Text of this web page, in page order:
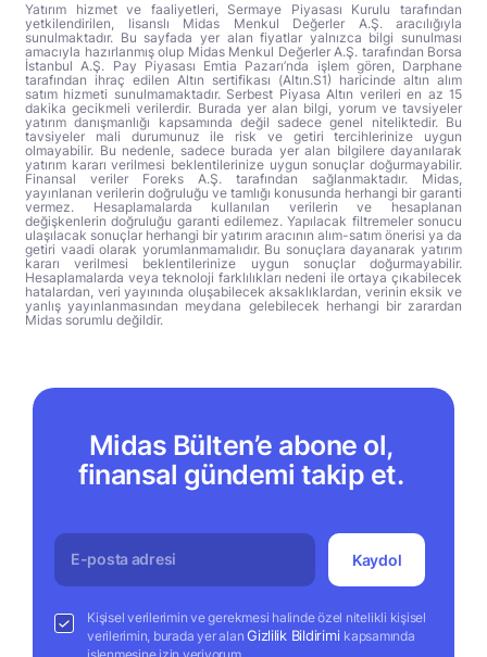
Yatırım hizmet ve faaliyetleri, Sermaye Piyasası Kurulu tarafından
yetkilendirilen, lisanslı Midas Menkul Değerler A.Ş. aracılığıyla
sunulmaktadır. Bu sayfada yer alan fiyatlar yalnızca bilgi sunulması
amacıyla hazırlanmış olup Midas Menkul Değerler A.Ş. tarafından Borsa
İstanbul A.Ş. Pay Piyasası Emtia Pazarı’nda işlem gören, Darphane
tarafından ihraç edilen Altın sertifikası (Altın.S1) haricinde altın alım
satım hizmeti sunulmamaktadır. Serbest Piyasa Altın verileri en az 15
dakika gecikmeli verilerdir. Burada yer alan bilgi, yorum ve tavsiyeler
yatırım danışmanlığı kapsamında değil sadece genel niteliktedir. Bu
tavsiyeler mali durumunuz ile risk ve getiri tercihlerinize uygun
olmayabilir. Bu nedenle, sadece burada yer alan bilgilere dayanılarak
yatırım kararı verilmesi beklentilerinize uygun sonuçlar doğurmayabilir.
Finansal veriler Foreks A.Ş. tarafından sağlanmaktadır. Midas,
yayınlanan verilerin doğruluğu ve tamlığı konusunda herhangi bir garanti
vermez. Hesaplamalarda kullanılan verilerin ve hesaplanan
değişkenlerin doğruluğu garanti edilemez. Yapılacak filtremeler sonucu
ulaşılacak sonuçlar herhangi bir yatırım aracının alım-satım önerisi ya da
getiri vaadi olarak yorumlanmamalıdır. Bu sonuçlara dayanarak yatırım
kararı verilmesi beklentilerinize uygun sonuçlar doğurmayabilir.
Hesaplamalarda veya teknoloji farklılıkları nedeni ile ortaya çıkabilecek
hatalardan, veri yayınında oluşabilecek aksaklıklardan, verinin eksik ve
yanlış yayınlanmasından meydana gelebilecek herhangi bir zarardan
Midas sorumlu değildir.
Midas Bülten’e abone ol,
finansal gündemi takip et.
Kaydol
Kişisel verilerimin ve gerekmesi halinde özel nitelikli kişisel
verilerimin, burada yer alanGizlilik Bildirimi kapsamında